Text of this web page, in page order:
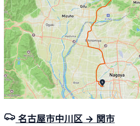
名古屋市中川区 → 関市